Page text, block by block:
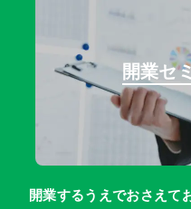
開業セ
開業するうえでおさえて